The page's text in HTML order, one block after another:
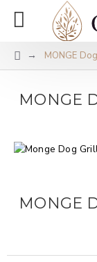
MONGE
MONGE
MONGE